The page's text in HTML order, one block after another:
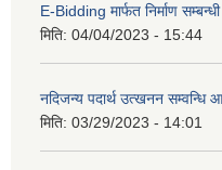
E-Bidding मार्फत निर्माण
मिति: 04/04/2023 - 15:44
नदिजन्य पदार्थ उत्खनन सम्वन्धि
मिति: 03/29/2023 - 14:01